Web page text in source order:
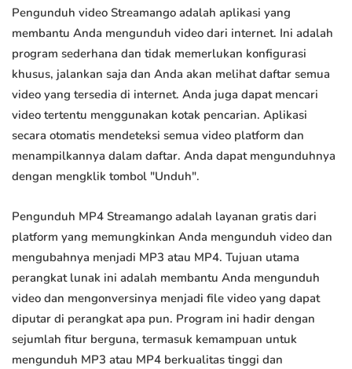
Pengunduh video Streamango adalah aplikasi yang
membantu Anda mengunduh video dari internet. Ini adalah
program sederhana dan tidak memerlukan konfigurasi
khusus, jalankan saja dan Anda akan melihat daftar semua
video yang tersedia di internet. Anda juga dapat mencari
video tertentu menggunakan kotak pencarian. Aplikasi
secara otomatis mendeteksi semua video platform dan
menampilkannya dalam daftar. Anda dapat mengunduhnya
dengan mengklik tombol "Unduh".
Pengunduh MP4 Streamango adalah layanan gratis dari
platform yang memungkinkan Anda mengunduh video dan
mengubahnya menjadi MP3 atau MP4. Tujuan utama
perangkat lunak ini adalah membantu Anda mengunduh
video dan mengonversinya menjadi file video yang dapat
diputar di perangkat apa pun. Program ini hadir dengan
sejumlah fitur berguna, termasuk kemampuan untuk
mengunduh MP3 atau MP4 berkualitas tinggi dan